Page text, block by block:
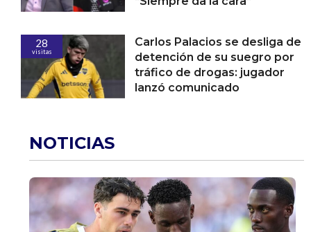
28
visitas
Carlos Palacios se desliga de
detención de su suegro por
tráfico de drogas: jugador
lanzó comunicado
NOTICIAS